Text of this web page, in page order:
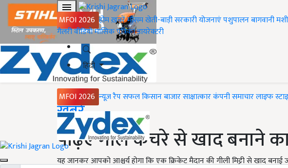
MFOI 2026 होमख़बरेंमौसमखेती-बाड़ीसरकारी योजनाएंपशुपालनबागवानी
गैलरीवीडियोमासिक पत्रिकाडायरेक्टरी
हिंदी
MFOI 2026 न्यूज़ रैपसफल किसानबाजारसाक्षात्कारकंपनी समाचारलाइफ
Home
ख़बरें
पढ़िए गीले कचरे से खाद बनाने
यह जानकर आपको आश्चर्य होगा कि एक क्रिकेट मैदान की गीली मिट्टी से खाद